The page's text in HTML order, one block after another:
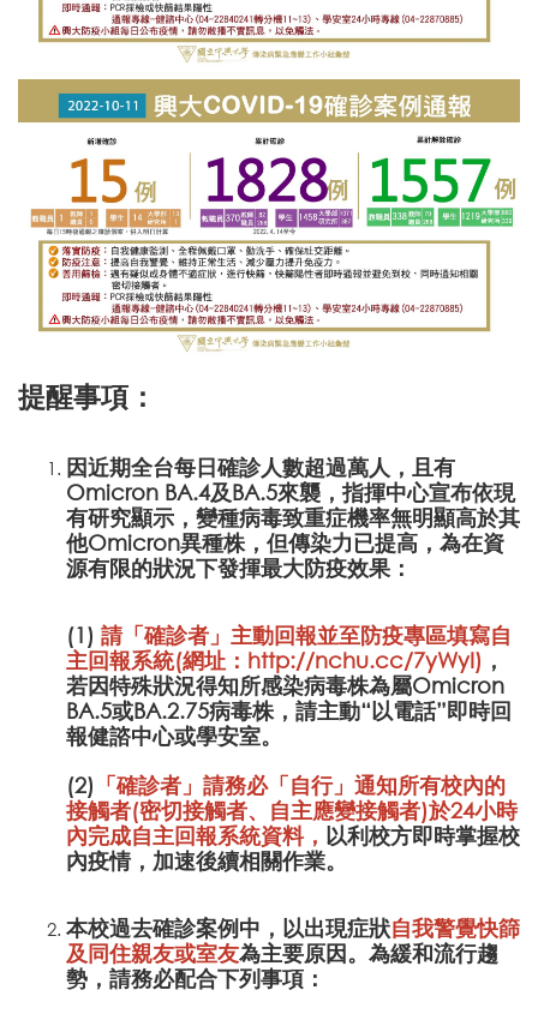
提醒事項：
因近期全台每日確診人數超過萬人，且有
Omicron BA.4及BA.5來襲，指揮中心宣布依現
有研究顯示，變種病毒致重症機率無明顯高於其
他Omicron異種株，但傳染力已提高，為在資
源有限的狀況下發揮最大防疫效果：
(1) 請「確診者」主動回報並至防疫專區填寫自
主回報系統(網址： http://nchu.cc/7yWyI) ，
若因特殊狀況得知所感染病毒株為屬Omicron
BA.5或BA.2.75病毒株，請主動“以電話”即時回
報健諮中心或學安室。
(2) 「確診者」請務必「自行」通知所有校內的
接觸者(密切接觸者、自主應變接觸者)於24小時
內完成自主回報系統資料， 以利校方即時掌握校
內疫情，加速後續相關作業。
本校過去確診案例中，以出現症狀自我警覺快篩
及同住親友或室友為主要原因。為緩和流行趨
勢，請務必配合下列事項：